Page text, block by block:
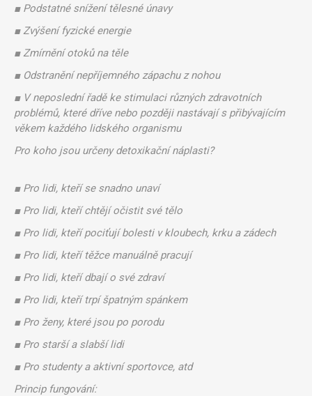
■ Podstatné snížení tělesné únavy
■ Zvýšení fyzické energie
■ Zmírnění otoků na těle
■ Odstranění nepříjemného zápachu z nohou
■ V neposlední řadě ke stimulaci různých zdravotních
problémů, které dříve nebo později nastávají s přibývajícím
věkem každého lidského organismu
Pro koho jsou určeny detoxikační náplasti?
■ Pro lidi, kteří se snadno unaví
■ Pro lidi, kteří chtějí očistit své tělo
■ Pro lidi, kteří pociťují bolesti v kloubech, krku a zádech
■ Pro lidi, kteří těžce manuálně pracují
■ Pro lidi, kteří dbají o své zdraví
■ Pro lidi, kteří trpí špatným spánkem
■ Pro ženy, které jsou po porodu
■ Pro starší a slabší lidi
■ Pro studenty a aktivní sportovce, atd
Princip fungování: